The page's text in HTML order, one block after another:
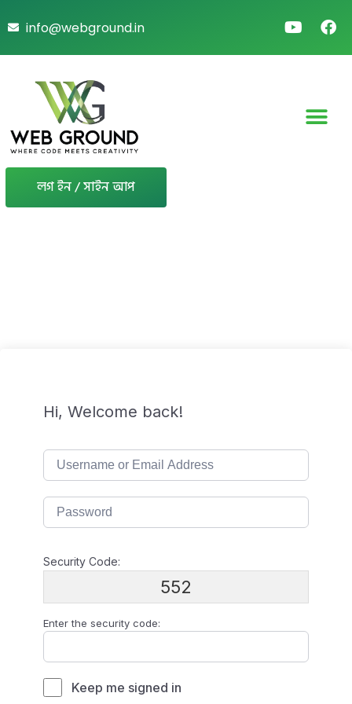
info@webground.in
লগ ইন / সাইন আপ
Hi, Welcome back!
Security Code:
552
Enter the security code:
Keep me signed in